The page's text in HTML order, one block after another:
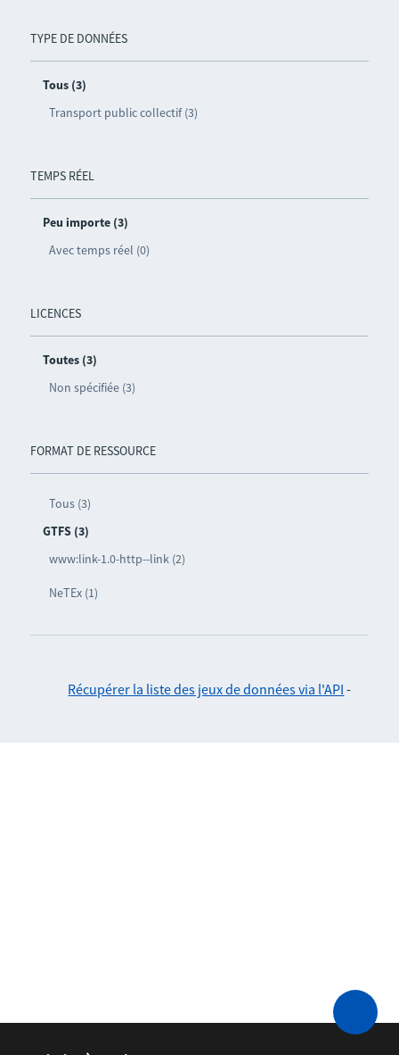
TYPE DE DONNÉES
Tous (3)
Transport public collectif (3)
TEMPS RÉEL
Peu importe (3)
Avec temps réel (0)
LICENCES
Toutes (3)
Non spécifiée (3)
FORMAT DE RESSOURCE
Tous (3)
GTFS (3)
www:link-1.0-http--link (2)
NeTEx (1)
Récupérer la liste des jeux de données via l'API -